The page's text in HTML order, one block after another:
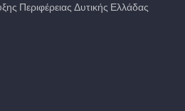
Περιφέρειας Δυτικής Ελλάδας